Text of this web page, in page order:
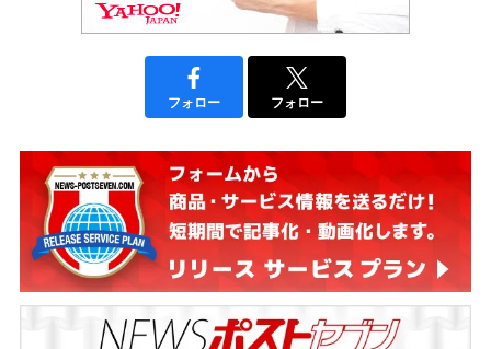
フォロー フォロー